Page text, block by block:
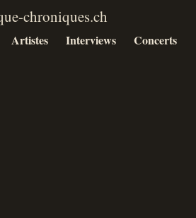
Artistes Interviews Concerts